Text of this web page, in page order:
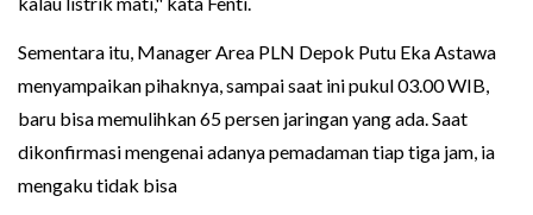
Sementara itu, Manager Area PLN Depok Putu Eka Astawa
menyampaikan pihaknya, sampai saat ini pukul 03.00 WIB,
baru bisa memulihkan 65 persen jaringan yang ada. Saat
dikonfirmasi mengenai adanya pemadaman tiap tiga jam, ia
mengaku tidak bisa